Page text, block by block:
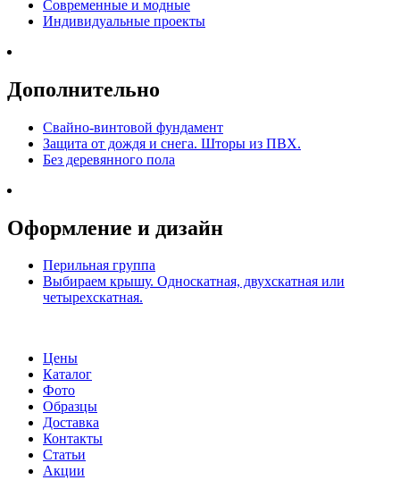
Современные и модные
Индивидуальные проекты
Дополнительно
Свайно-винтовой фундамент
Защита от дождя и снега. Шторы из ПВХ.
Без деревянного пола
Оформление и дизайн
Перильная группа
Выбираем крышу. Односкатная, двухскатная или
четырехскатная.
Цены
Каталог
Фото
Образцы
Доставка
Контакты
Статьи
Акции